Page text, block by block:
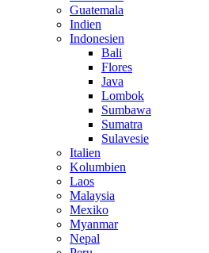
Guatemala
Indien
Indonesien
Bali
Flores
Java
Lombok
Sumbawa
Sumatra
Sulavesie
Italien
Kolumbien
Laos
Malaysia
Mexiko
Myanmar
Nepal